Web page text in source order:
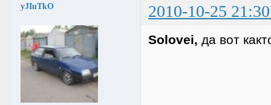
yJIuTkO 2010-10-25
Solovei, да вот